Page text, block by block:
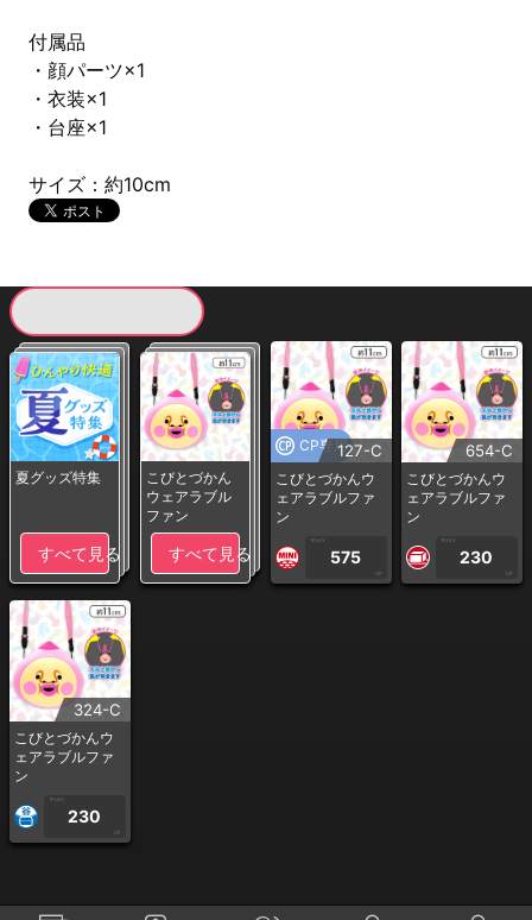
付属品
・顔パーツ×1
・衣装×1
・台座×1
サイズ：約10cm
夏グッズ特集
すべて見る
こびとづかん
ウェアラブル
ファン
すべて見る
CP専用127-C
こびとづかんウ
ェアラブルファ
ン
1PLAY
575
CP
654-C
こびとづかんウ
ェアラブルファ
ン
1PLAY
230
CP
324-C
こびとづかんウ
ェアラブルファ
ン
1PLAY
230
CP